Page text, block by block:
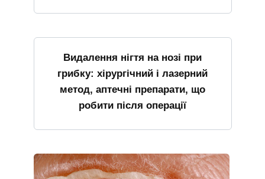
Видалення нігтя на нозі при
грибку: хірургічний і лазерний
метод, аптечні препарати, що
робити після операції